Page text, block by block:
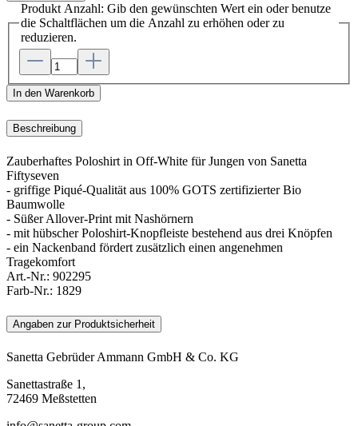
Produkt Anzahl: Gib den gewünschten Wert ein oder benutze
die Schaltflächen um die Anzahl zu erhöhen oder zu
reduzieren.
In den Warenkorb
Beschreibung
Zauberhaftes Poloshirt in Off-White für Jungen von Sanetta
Fiftyseven
- griffige Piqué-Qualität aus 100% GOTS zertifizierter Bio
Baumwolle
- Süßer Allover-Print mit Nashörnern
- mit hübscher Poloshirt-Knopfleiste bestehend aus drei Knöpfen
- ein Nackenband fördert zusätzlich einen angenehmen
Tragekomfort
Art.-Nr.: 902295
Farb-Nr.: 1829
Angaben zur Produktsicherheit
Sanetta Gebrüder Ammann GmbH & Co. KG
Sanettastraße 1,
72469 Meßstetten